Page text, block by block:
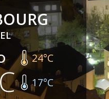
24°C
17°C